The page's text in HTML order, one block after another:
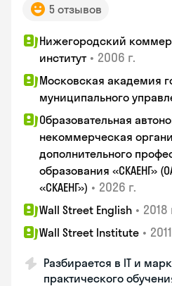
5 отзывов
Нижегородский
институт • 2006 г.
Московская академия
муниципального
Образовательная
некоммерческая
дополнительного
образования «СКАЕНГ»
«СКАЕНГ») • 2026 г.
Wall Street English • 2018
Wall Street Institute •
Разбирается в IT и
практического